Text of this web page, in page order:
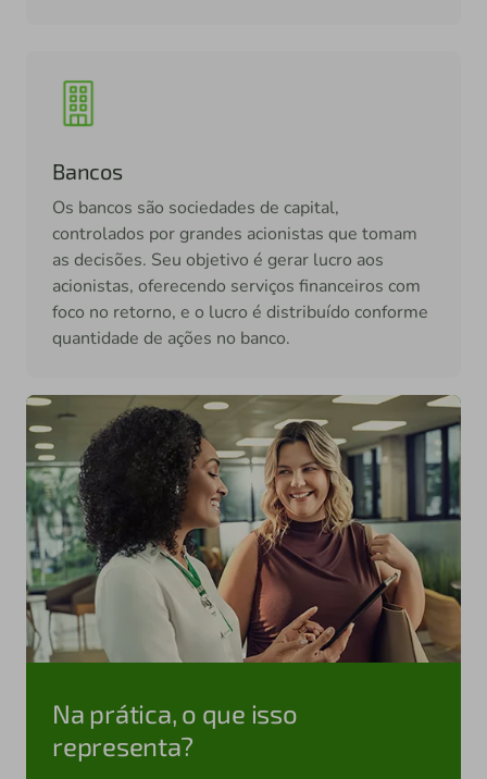
Bancos
Os bancos são sociedades de capital,
controlados por grandes acionistas que tomam
as decisões. Seu objetivo é gerar lucro aos
acionistas, oferecendo serviços financeiros com
foco no retorno, e o lucro é distribuído conforme
quantidade de ações no banco.
Na prática, o que isso
representa?